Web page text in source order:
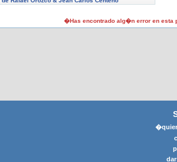
�Has encontrado alg�n error en esta